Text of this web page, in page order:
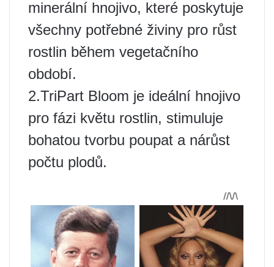
minerální hnojivo, které poskytuje
všechny potřebné živiny pro růst
rostlin během vegetačního
období.
2.TriPart Bloom je ideální hnojivo
pro fázi květu rostlin, stimuluje
bohatou tvorbu poupat a nárůst
počtu plodů.